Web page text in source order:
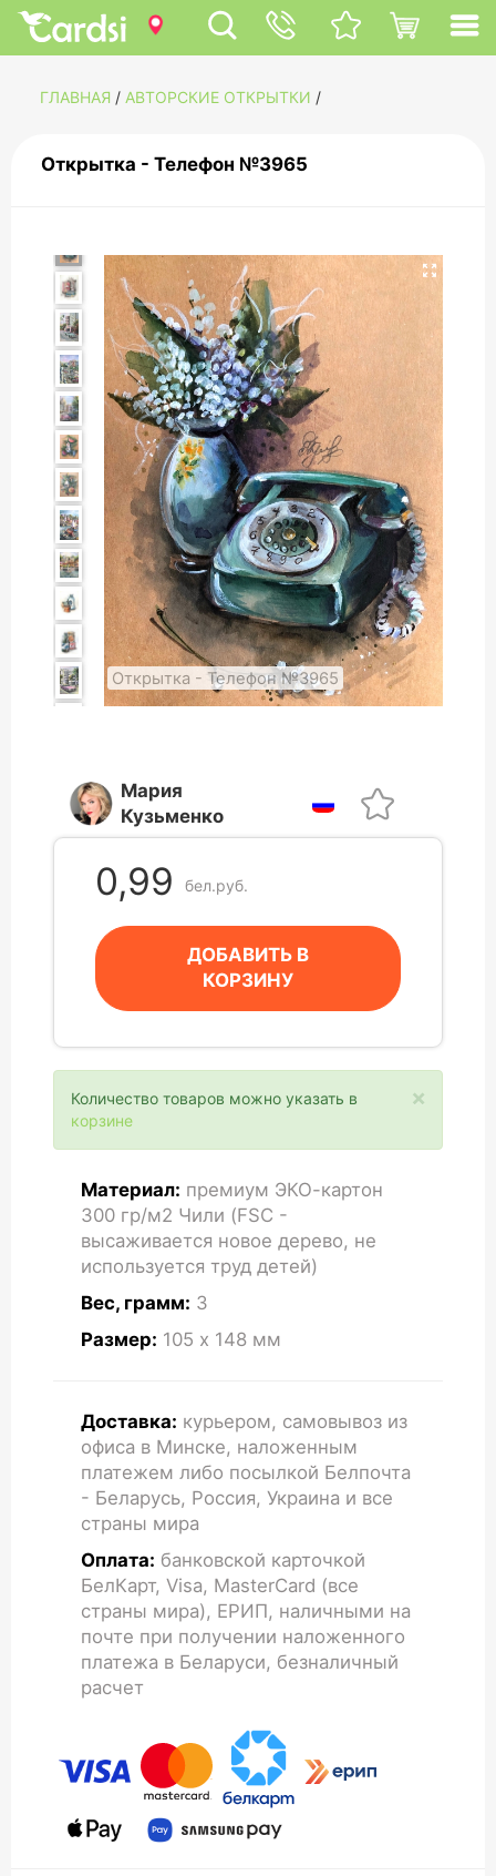
ГЛАВНАЯ / АВТОРСКИЕ ОТКРЫТКИ /
Открытка - Телефон №3965
Открытка - Телефон №3965
Мария
Кузьменко
0,99 бел.руб.
ДОБАВИТЬ В
КОРЗИНУ
×
Количество товаров можно указать в
корзине
Материал: премиум ЭКО-картон
300 гр/м2 Чили (FSC -
высаживается новое дерево, не
используется труд детей)
Вес, грамм: 3
Размер: 105 x 148 мм
Доставка: курьером, самовывоз из
офиса в Минске, наложенным
платежем либо посылкой Белпочта
- Беларусь, Россия, Украина и все
страны мира
Оплата: банковской карточкой
БелКарт, Visa, MasterCard (все
страны мира), ЕРИП, наличными на
почте при получении наложенного
платежа в Беларуси, безналичный
расчет